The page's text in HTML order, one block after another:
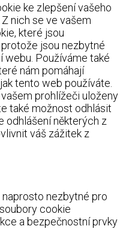
ke zlepšení vašeho
nich se ve vašem
které jsou
jsou nezbytné
webu. Používáme také
nám pomáhají
tento web používáte.
prohlížeči uloženy
také možnost odhlásit
odhlášení některých z
váš zážitek z
nezbytné pro
cookie
a bezpečnostní prvky